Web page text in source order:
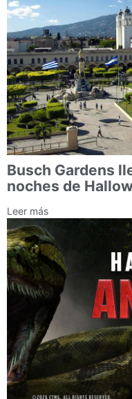
Busch Gardens
noches de
Leer más